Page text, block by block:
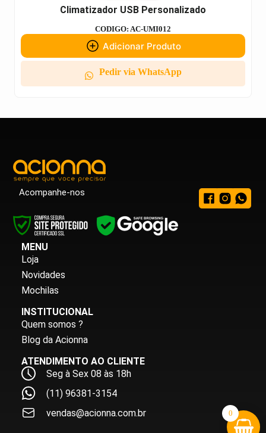
Climatizador USB Personalizado
CODIGO: AC-UMI012
Adicionar Produto
Pedir via WhatsApp
Acompanhe-nos
MENU
Loja
Novidades
Mochilas
INSTITUCIONAL
Quem somos ?
Blog da Acionna
ATENDIMENTO AO CLIENTE
Seg à Sex 08 às 18h
(11) 96381-3154
vendas@acionna.com.br
0